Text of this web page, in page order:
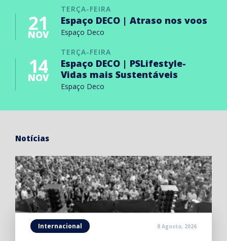
TERÇA-FEIRA
21
NOV
Espaço DECO | Atraso nos voos
Espaço Deco
TERÇA-FEIRA
14
NOV
Espaço DECO | PSLifestyle-
Vidas mais Sustentáveis
Espaço Deco
Notícias
Internacional 8 Agosto, 2026